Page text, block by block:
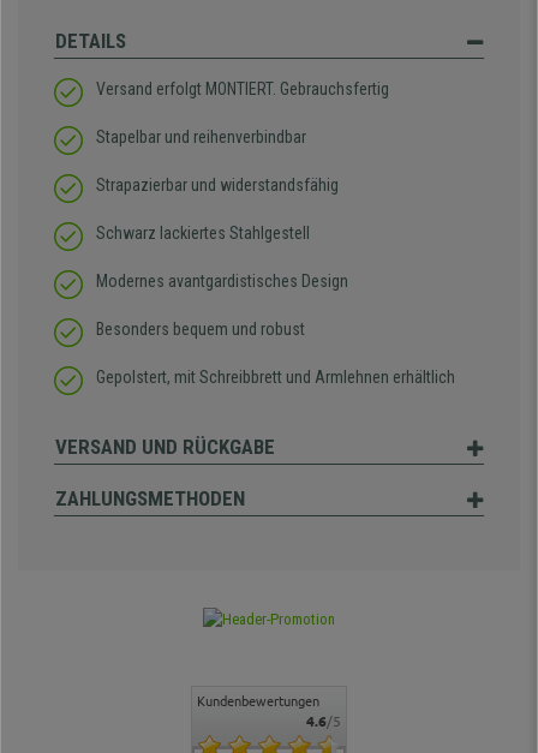
DETAILS
Versand erfolgt MONTIERT. Gebrauchsfertig
Stapelbar und reihenverbindbar
Strapazierbar und widerstandsfähig
Schwarz lackiertes Stahlgestell
Modernes avantgardistisches Design
Besonders bequem und robust
Gepolstert, mit Schreibbrett und Armlehnen erhältlich
VERSAND UND RÜCKGABE
ZAHLUNGSMETHODEN
Kundenbewertungen
4.6/5